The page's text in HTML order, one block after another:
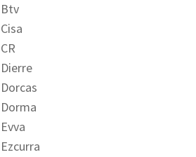
Btv
Cisa
CR
Dierre
Dorcas
Dorma
Evva
Ezcurra